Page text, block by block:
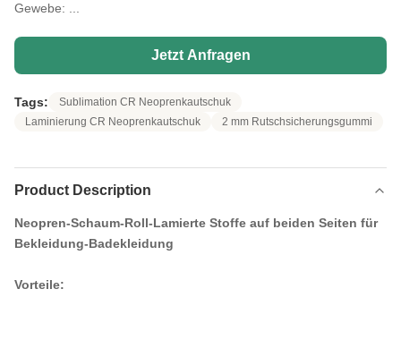
Gewebe: ...
Jetzt Anfragen
Tags:
Sublimation CR Neoprenkautschuk
Laminierung CR Neoprenkautschuk
2 mm Rutschsicherungsgummi
Product Description
Neopren-Schaum-Roll-Lamierte Stoffe auf beiden Seiten für
Bekleidung-Badekleidung
Vorteile: